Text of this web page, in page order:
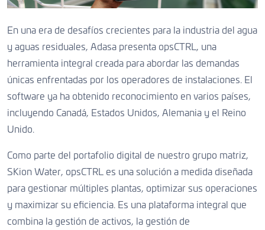
En una era de desafíos crecientes para la industria del agua
y aguas residuales, Adasa presenta opsCTRL, una
herramienta integral creada para abordar las demandas
únicas enfrentadas por los operadores de instalaciones. El
software ya ha obtenido reconocimiento en varios países,
incluyendo Canadá, Estados Unidos, Alemania y el Reino
Unido.
Como parte del portafolio digital de nuestro grupo matriz,
SKion Water, opsCTRL es una solución a medida diseñada
para gestionar múltiples plantas, optimizar sus operaciones
y maximizar su eficiencia. Es una plataforma integral que
combina la gestión de activos, la gestión de